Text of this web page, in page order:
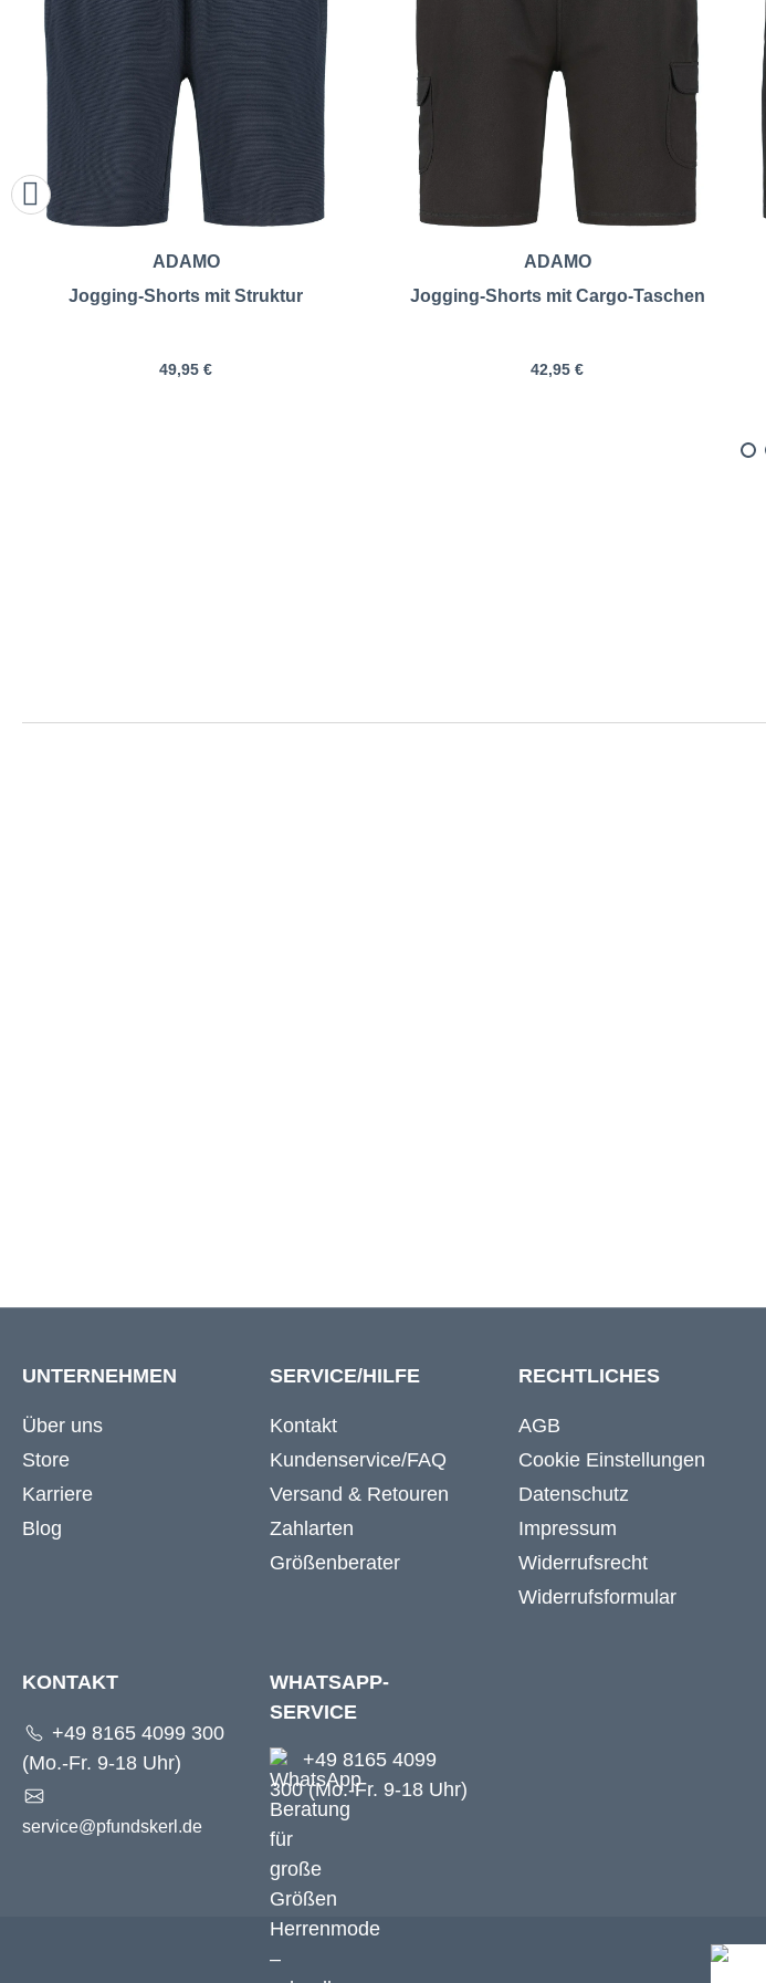
ADAMO
Jogging-Shorts mit Struktur
49,95 €
ADAMO
Jogging-Shorts mit Cargo-Taschen
42,95 €
UNTERNEHMEN
Über uns
Store
Karriere
Blog
SERVICE/HILFE
Kontakt
Kundenservice/FAQ
Versand & Retouren
Zahlarten
Größenberater
RECHTLICHES
AGB
Cookie Einstellungen
Datenschutz
Impressum
Widerrufsrecht
Widerrufsformular
KONTAKT
+49 8165 4099 300
(Mo.-Fr. 9-18 Uhr)
service@pfundskerl.de
WHATSAPP-
SERVICE
+49 8165 4099
300 (Mo.-Fr. 9-18 Uhr)